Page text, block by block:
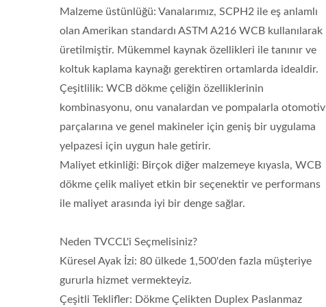
Malzeme üstünlüğü: Vanalarımız, SCPH2 ile eş anlamlı
olan Amerikan standardı ASTM A216 WCB kullanılarak
üretilmiştir. Mükemmel kaynak özellikleri ile tanınır ve
koltuk kaplama kaynağı gerektiren ortamlarda idealdir.
Çeşitlilik: WCB dökme çeliğin özelliklerinin
kombinasyonu, onu vanalardan ve pompalarla otomotiv
parçalarına ve genel makineler için geniş bir uygulama
yelpazesi için uygun hale getirir.
Maliyet etkinliği: Birçok diğer malzemeye kıyasla, WCB
dökme çelik maliyet etkin bir seçenektir ve performans
ile maliyet arasında iyi bir denge sağlar.
Neden TVCCL'i Seçmelisiniz?
Küresel Ayak İzi: 80 ülkede 1,500'den fazla müşteriye
gururla hizmet vermekteyiz.
Çeşitli Teklifler: Dökme Çelikten Duplex Paslanmaz